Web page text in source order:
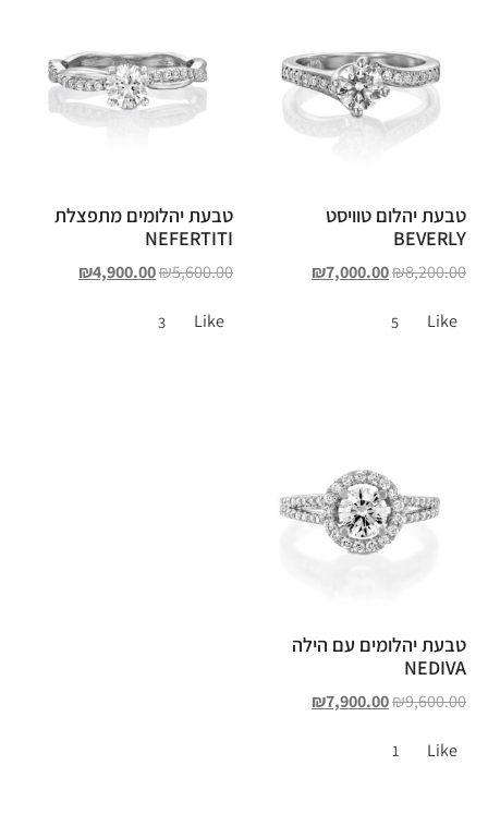
טבעת יהלום טוויסט
BEVERLY
₪8,200.00
₪7,000.00
Like
5
טבעת יהלומים מתפצלת
NEFERTITI
₪5,600.00
₪4,900.00
Like
3
טבעת יהלומים עם הילה
NEDIVA
₪9,600.00
₪7,900.00
Like
1